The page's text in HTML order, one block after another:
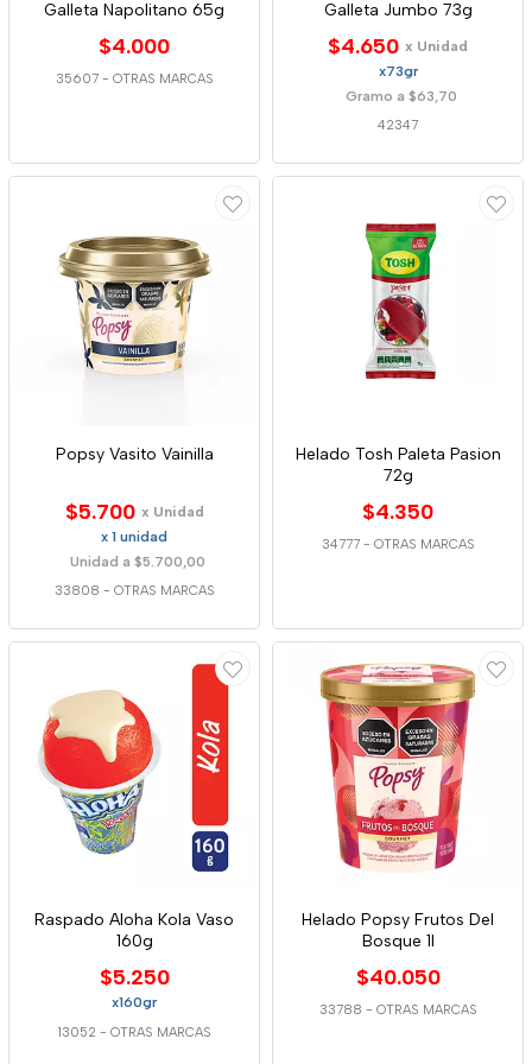
Galleta Napolitano 65g
$4.000
35607 - OTRAS MARCAS
Galleta Jumbo 73g
$4.650 x Unidad
x73gr
Gramo a $63,70
42347
Popsy Vasito Vainilla
$5.700 x Unidad
x 1 unidad
Unidad a $5.700,00
33808 - OTRAS MARCAS
Helado Tosh Paleta Pasion
72g
$4.350
34777 - OTRAS MARCAS
Raspado Aloha Kola Vaso
160g
$5.250
x160gr
13052 - OTRAS MARCAS
Helado Popsy Frutos Del
Bosque 1l
$40.050
33788 - OTRAS MARCAS